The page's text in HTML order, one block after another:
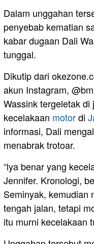
Dalam unggahan
penyebab kematian
kabar dugaan Dali
tunggal.
Dikutip dari
akun Instagram,
Wassink tergeletak
kecelakaan motordi
informasi, Dali
menabrak trotoar.
“lya benar yang
Jennifer. Kronologi,
Seminyak, kemudian
tengah jalan, tetapi
itu murni kecelakaan